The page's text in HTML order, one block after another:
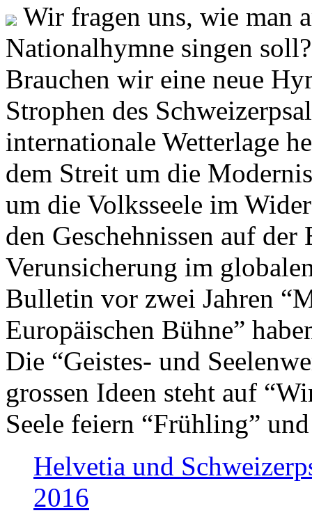
Wir fragen uns, wie man
Nationalhymne singen
Brauchen wir eine neue
Strophen des
internationale Wetterlage
dem Streit um die
um die Volksseele im
den Geschehnissen auf
Verunsicherung im
Bulletin vor zwei Jahren
Europäischen Bühne”
Die “Geistes- und
grossen Ideen steht auf
Seele feiern “Frühling”
Helvetia und
2016